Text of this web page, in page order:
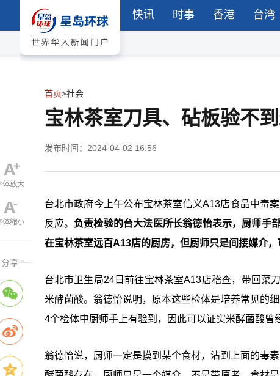
快讯 时事 香港 台湾
首页>社会
宝林茶室刀具、砧板验不
发布时间：2024-04-02 16:56
台北市政府今上午公布宝林茶室信义A13店食品中毒
反应。负责检验的台大法医所长翁德怡表示，厨师手
在宝林茶室远百A13店的厨房，但厨师只是间接媒介，
台北市卫生局24日前往宝林茶室A13店稽查，带回菜
米酵菌酸。翁德怡说明，原本这些检体是培养常见的
4个检体中厨师手上有验到，因此可以证实米酵菌酸曾
翁德怡说，厨师一定是摸到某个食材，沾到上面的毒